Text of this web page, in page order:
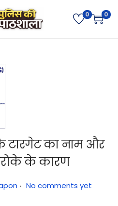
0 0
टारगेट का नाम और
के कारण
in . No comments yet